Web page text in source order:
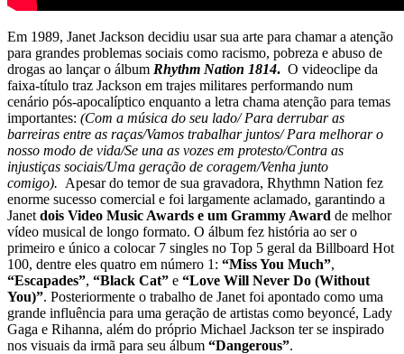
Em 1989, Janet Jackson decidiu usar sua arte para chamar a atenção
para grandes problemas sociais como racismo, pobreza e abuso de
drogas ao lançar o álbum Rhythm Nation 1814. O videoclipe da
faixa-título traz Jackson em trajes militares performando num
cenário pós-apocalíptico enquanto a letra chama atenção para temas
importantes: (Com a música do seu lado/ Para derrubar as
barreiras entre as raças/Vamos trabalhar juntos/ Para melhorar o
nosso modo de vida/Se una as vozes em protesto/Contra as
injustiças sociais/Uma geração de coragem/Venha junto
comigo). Apesar do temor de sua gravadora, Rhythmn Nation fez
enorme sucesso comercial e foi largamente aclamado, garantindo a
Janet dois Video Music Awards e um Grammy Award de melhor
vídeo musical de longo formato. O álbum fez história ao ser o
primeiro e único a colocar 7 singles no Top 5 geral da Billboard Hot
100, dentre eles quatro em número 1: “Miss You Much”,
“Escapades”, “Black Cat” e “Love Will Never Do (Without
You)”. Posteriormente o trabalho de Janet foi apontado como uma
grande influência para uma geração de artistas como beyoncé, Lady
Gaga e Rihanna, além do próprio Michael Jackson ter se inspirado
nos visuais da irmã para seu álbum “Dangerous”.